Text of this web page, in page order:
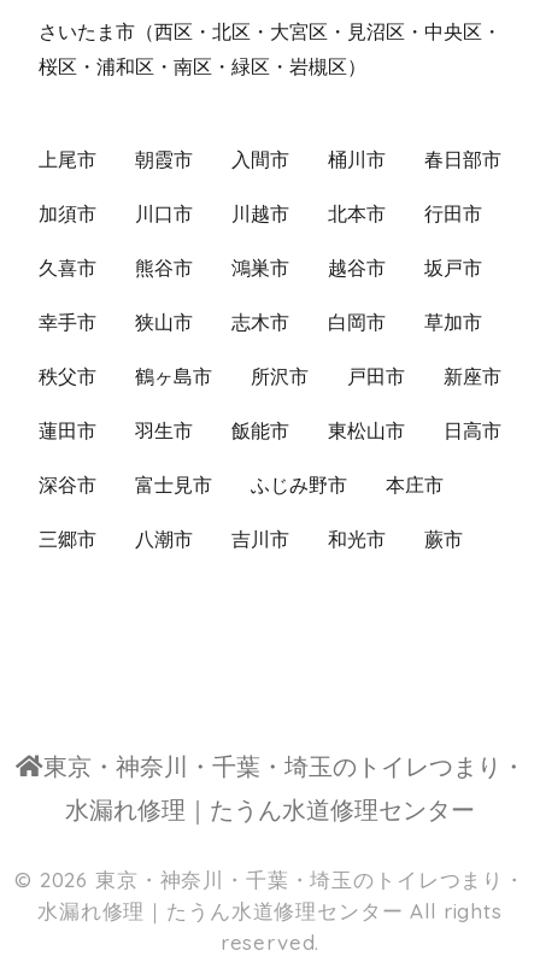
さいたま市（西区・北区・大宮区・見沼区・中央区・
桜区・浦和区・南区・緑区・岩槻区）
上尾市 朝霞市 入間市 桶川市 春日部市
加須市 川口市 川越市 北本市 行田市
久喜市 熊谷市 鴻巣市 越谷市 坂戸市
幸手市 狭山市 志木市 白岡市 草加市
秩父市 鶴ヶ島市 所沢市 戸田市 新座市
蓮田市 羽生市 飯能市 東松山市 日高市
深谷市 富士見市 ふじみ野市 本庄市
三郷市 八潮市 吉川市 和光市 蕨市
東京・神奈川・千葉・埼玉のトイレつまり・
水漏れ修理｜たうん水道修理センター
© 2026 東京・神奈川・千葉・埼玉のトイレつまり・
水漏れ修理｜たうん水道修理センター All rights
reserved.